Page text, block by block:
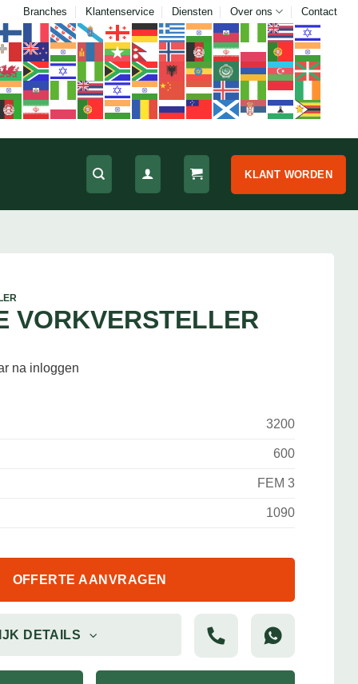
Branches Klantenservice Diensten Over ons Contact
KLANT WORDEN
VORKVERSTELLER
na inloggen
3200
600
FEM 3
1090
OFFERTE AANVRAGEN
DETAILS